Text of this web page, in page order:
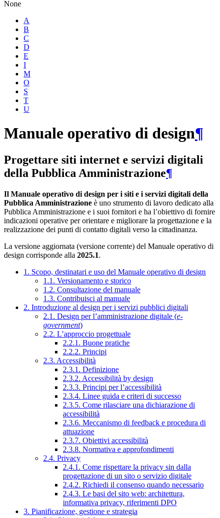
None
A
B
C
D
E
I
M
O
S
T
U
Manuale operativo di design¶
Progettare siti internet e servizi digitali
della Pubblica Amministrazione¶
Il Manuale operativo di design per i siti e i servizi digitali della
Pubblica Amministrazione è uno strumento di lavoro dedicato alla
Pubblica Amministrazione e i suoi fornitori e ha l’obiettivo di fornire
indicazioni operative per orientare e migliorare la progettazione e la
realizzazione dei punti di contatto digitali verso la cittadinanza.
La versione aggiornata (versione corrente) del Manuale operativo di
design corrisponde alla 2025.1.
1. Scopo, destinatari e uso del Manuale operativo di design
1.1. Versionamento e storico
1.2. Consultazione del manuale
1.3. Contribuisci al manuale
2. Introduzione al design per i servizi pubblici digitali
2.1. Design per l’amministrazione digitale (e-
government)
2.2. L’approccio progettuale
2.2.1. Buone pratiche
2.2.2. Principi
2.3. Accessibilità
2.3.1. Definizione
2.3.2. Accessibilità by design
2.3.3. Principi per l’accessibilità
2.3.4. Linee guida e criteri di successo
2.3.5. Come rilasciare una dichiarazione di
accessibilità
2.3.6. Meccanismo di feedback e procedura di
attuazione
2.3.7. Obiettivi accessibilità
2.3.8. Normativa e approfondimenti
2.4. Privacy
2.4.1. Come rispettare la privacy sin dalla
progettazione di un sito o servizio digitale
2.4.2. Richiedi il consenso quando necessario
2.4.3. Le basi del sito web: architettura,
informativa privacy, riferimenti DPO
3. Pianificazione, gestione e strategia